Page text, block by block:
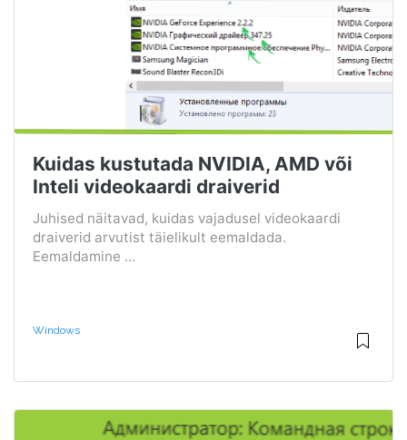
Kuidas kustutada NVIDIA, AMD või
Inteli videokaardi draiverid
Juhised näitavad, kuidas vajadusel videokaardi
draiverid arvutist täielikult eemaldada.
Eemaldamine ...
Windows